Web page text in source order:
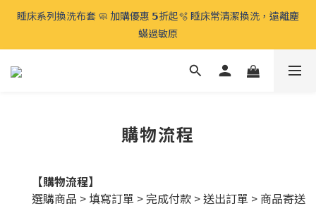
⍋ 毛孩宅家生活節 🛋️ 太熱免出門 全館滿千免運、滿𝟮𝟱𝟬𝟬免費再
贈 🉐️寵物零食
睡床系列換洗布套 🧼 加購優惠 𝟱折起🫧 睡床常清潔換洗，遠離塵
蟎過敏原
⍋ 毛孩宅家生活節 🛋️ 太熱免出門 全館滿千免運、滿𝟮𝟱𝟬𝟬免費再
購物流程
【購物流程】
選購商品 > 填寫訂單 > 完成付款 > 送出訂單 > 商品寄送